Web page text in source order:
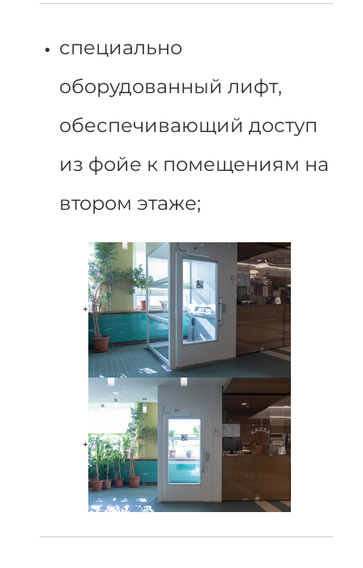
специально
оборудованный лифт,
обеспечивающий доступ
из фойе к помещениям на
втором этаже;
+
+